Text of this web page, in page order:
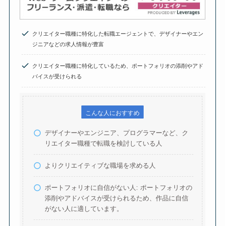
クリエイター職種に特化した転職エージェントで、デザイナーやエン
ジニアなどの求人情報が豊富
クリエイター職種に特化しているため、ポートフォリオの添削やアド
バイスが受けられる
こんな人におすすめ
デザイナーやエンジニア、プログラマーなど、ク
リエイター職種で転職を検討している人
よりクリエイティブな職場を求める人
ポートフォリオに自信がない人: ポートフォリオの
添削やアドバイスが受けられるため、作品に自信
がない人に適しています。